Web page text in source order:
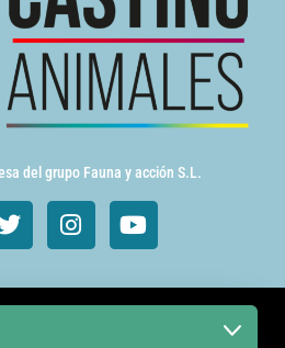
del grupo Fauna y acción S.L.
de cine y TV